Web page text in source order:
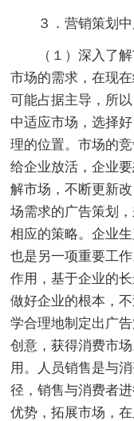
３．营销策划中
（１）深入了解
市场的需求，在现
可能占据主导，所
中适应市场，选择
理的位置。市场的
给企业放活，企业
解市场，不断更新
场需求的广告策划
相应的策略。企业
也是另一项重要工
作用，基于企业的
做好企业的根本，
学合理地制定出广
创意，获得消费市
用。人员销售是与
径，销售与消费者
优势，拓展市场，